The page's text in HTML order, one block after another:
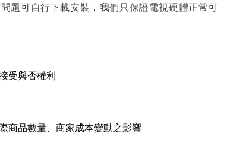
題可自行下載安裝，我們只保證電視硬體正常可
受與否權利
商品數量、商家成本變動之影響